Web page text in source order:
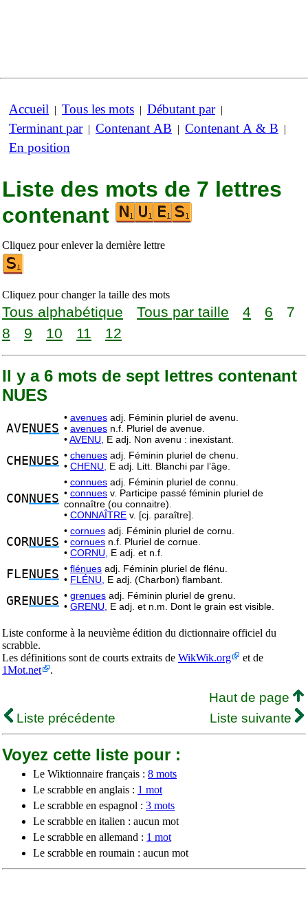
Accueil | Tous les mots | Débutant par|
Terminant par| Contenant AB | Contenant A & B |
En position
Liste des mots de 7 lettres
contenant
Cliquez pour enlever la dernière lettre
Cliquez pour changer la taille des mots
Tous alphabétique Tous par taille 4 6
7
8
9 10 11 12
Il y a 6 mots de sept lettres contenant
NUES
AVE NUES
• avenues adj. Féminin pluriel de avenu.
• avenues n.f. Pluriel de avenue.
•AVENU, E adj. Non avenu : inexistant.
CHE NUES • chenues adj. Féminin pluriel de chenu.
• CHENU, E adj. Litt. Blanchi par l’âge.
CON NUES
• connues adj. Féminin pluriel de connu.
• connues v. Participe passé féminin pluriel de
connaître (ou connaitre).
• CONNAÎTRE v. [cj. paraître].
CORNUES
• cornues adj. Féminin pluriel de cornu.
• cornues n.f. Pluriel de cornue.
• CORNU, E adj. et n.f.
FLE NUES • flénues adj. Féminin pluriel de flénu.
• FLÉNU, E adj. (Charbon) flambant.
GRE NUES • grenues adj. Féminin pluriel de grenu.
• GRENU, E adj. et n.m. Dont le grain est visible.
Liste conforme à la neuvième édition du dictionnaire officiel du
scrabble.
Les définitions sont de courts extraits de WikWik.org
et de
1Mot.net
.
Haut de page
Liste précédente
Liste suivante
Voyez cette liste pour :
Le Wiktionnaire français : 8 mots
Le scrabble en anglais : 1 mot
Le scrabble en espagnol : 3 mots
Le scrabble en italien : aucun mot
Le scrabble en allemand : 1 mot
Le scrabble en roumain : aucun mot